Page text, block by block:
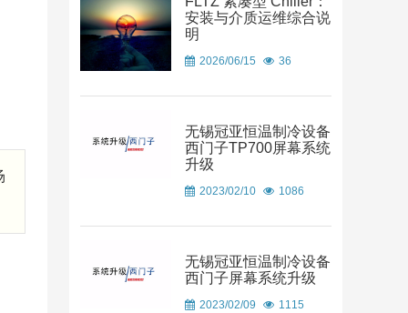
安装与介质运维综合说
明
2026/06/15 36
无锡冠亚恒温制冷设备
西门子TP700屏幕系统
升级
2023/02/10 1086
无锡冠亚恒温制冷设备
西门子屏幕系统升级
2023/02/09 1115